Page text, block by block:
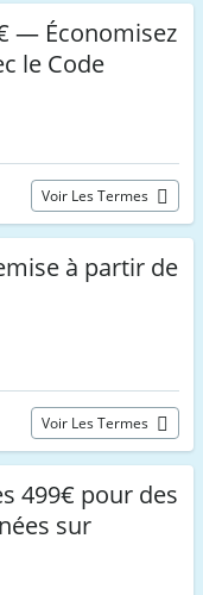
— Économisez
le Code
Voir Les Termes
à partir de
Voir Les Termes
499€ pour des
sur